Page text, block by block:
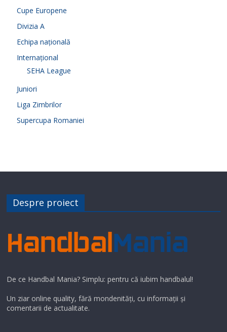
Cupe Europene
Divizia A
Echipa națională
Internațional
SEHA League
Juniori
Liga Zimbrilor
Supercupa Romaniei
Despre proiect
De ce Handbal Mania? Simplu: pentru că iubim handbalul!
Un ziar online quality, fără mondenități, cu informații și
comentarii de actualitate.